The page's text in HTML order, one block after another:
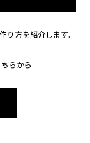
り方を紹介します。
らから